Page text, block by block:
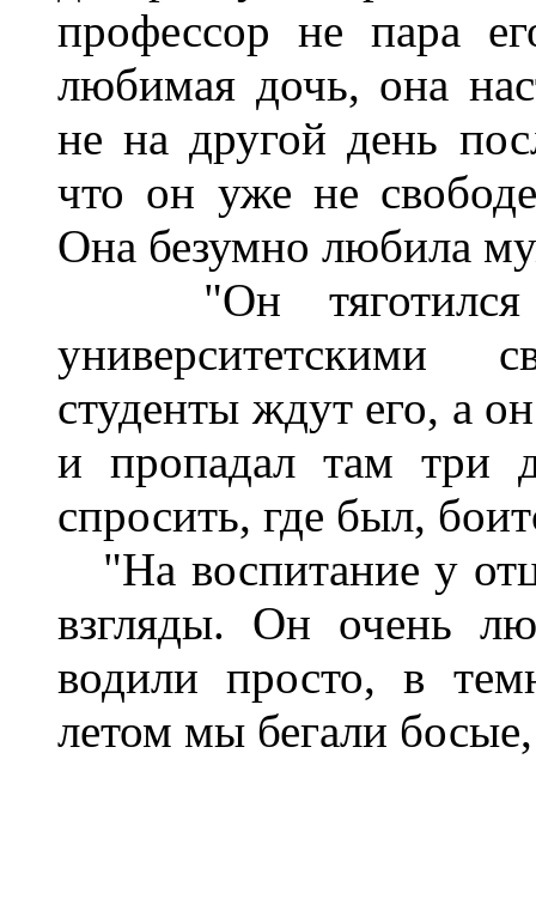
профессор не пара
любимая дочь, она
не на другой день
что он уже не
Она безумно любила
"Он тяготился
университетскими
студенты ждут его, а
и пропадал там три
спросить, где был,
"На воспитание у
взгляды. Он очень
водили просто, в
летом мы бегали